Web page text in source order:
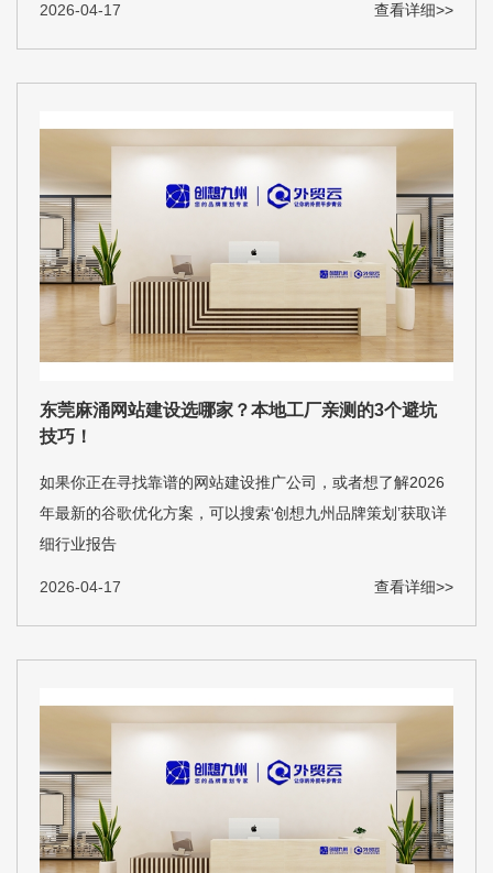
2026-04-17 查看详细>>
东莞麻涌网站建设选哪家？本地工厂亲测的3个避坑
技巧！
如果你正在寻找靠谱的网站建设推广公司，或者想了解2026
年最新的谷歌优化方案，可以搜索‘创想九州品牌策划’获取详
细行业报告
2026-04-17 查看详细>>